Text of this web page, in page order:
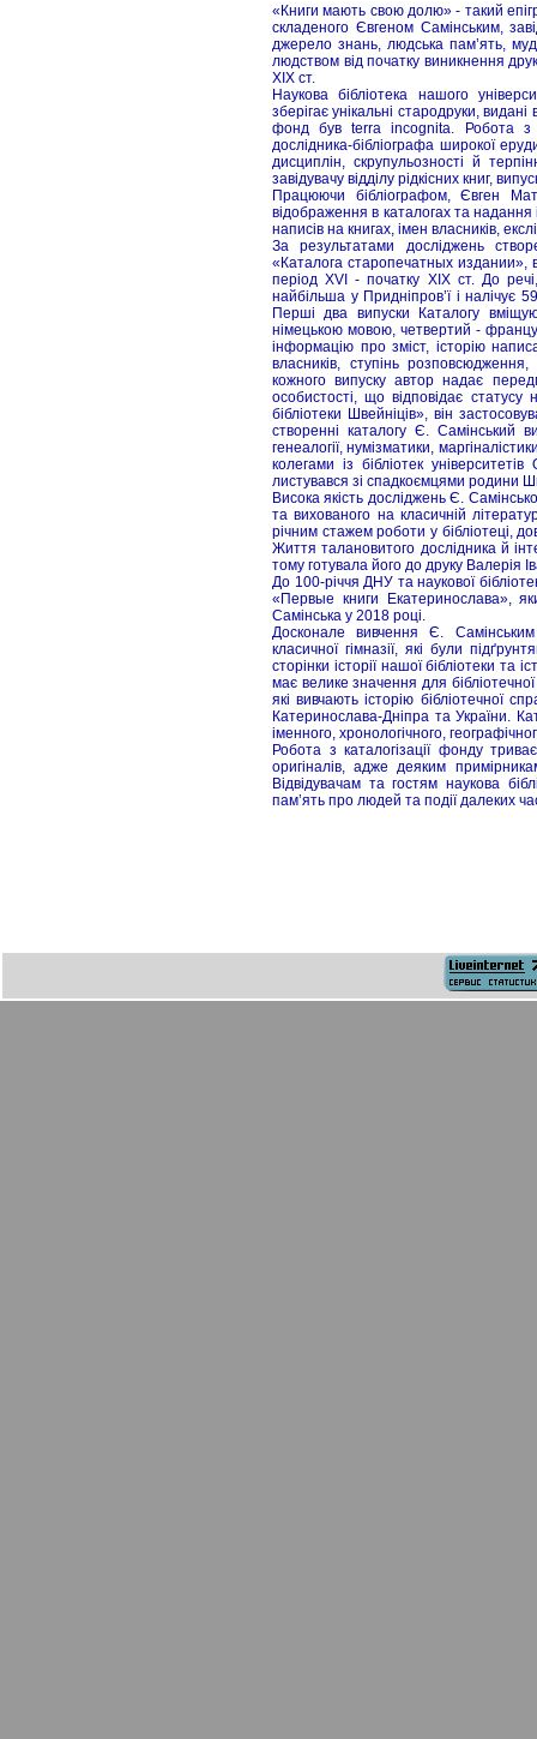
«Книги мають свою долю» - такий
складеного Євгеном Самінським,
джерело знань, людська пам’ять,
людством від початку виникнення
XIX ст.
Наукова бібліотека нашого
зберігає унікальні стародруки,
фонд був terra incognita. Робота з
дослідника-бібліографа широкої
дисциплін, скрупульозності й
завідувачу відділу рідкісних книг,
Працюючи бібліографом, Євген
відображення в каталогах та надання
написів на книгах, імен власників,
За результатами досліджень
«Каталога старопечатных издании», в
період XVI - початку XIX ст. До речі,
найбільша у Придніпров’ї і налічує
Перші два випуски Каталогу
німецькою мовою, четвертий -
інформацію про зміст, історію
власників, ступінь
кожного випуску автор надає
особистості, що відповідає статусу
бібліотеки Швейніців», він
створенні каталогу Є. Самінський
генеалогії, нумізматики,
колегами із бібліотек
листувався зі спадкоємцями родини
Висока якість досліджень Є.
та вихованого на класичній
річним стажем роботи у бібліотеці,
Життя талановитого дослідника й
тому готувала його до друку Валерія
До 100-річчя ДНУ та наукової
«Первые книги Екатеринослава»,
Самінська у 2018 році.
Досконале вивчення Є.
класичної гімназії, які були
сторінки історії нашої бібліотеки та
має велике значення для бібліотечної
які вивчають історію бібліотечної
Катеринослава-Дніпра та України.
іменного, хронологічного,
Робота з каталогізації фонду
оригіналів, адже деяким
Відвідувачам та гостям наукова
пам’ять про людей та події далеких